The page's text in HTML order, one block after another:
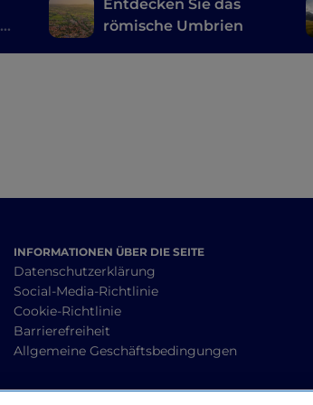
Entdecken Sie das
römische Umbrien
INFORMATIONEN ÜBER DIE SEITE
Datenschutzerklärung
Social-Media-Richtlinie
Cookie-Richtlinie
Barrierefreiheit
Allgemeine Geschäftsbedingungen